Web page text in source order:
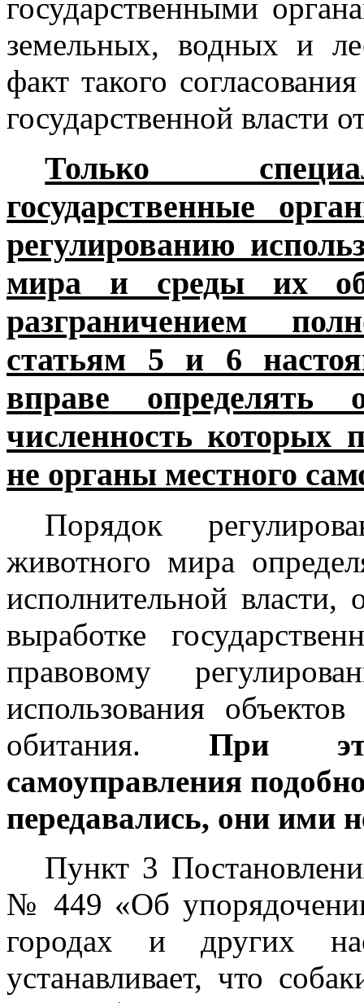
государственными
земельных, водных и
факт такого
государственной власти
Только
государственные
регулированию
мира и среды их
разграничением
статьям 5 и 6
вправе определять
численность которых
не органы местного
Порядок
животного мира
исполнительной
выработке
правовому
использования
обитания. При
самоуправления
передавались, они ими
Пункт 3
№ 449 «Об
городах и других
устанавливает, что